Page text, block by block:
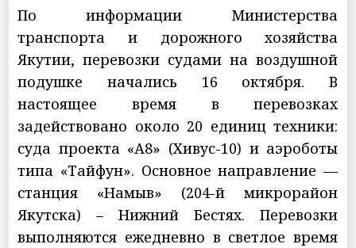
По информации Министерства
транспорта и дорожного хозяйства
Якутии, перевозки судами на воздушной
подушке начались 16 октября. В
настоящее время в перевозках
задействовано около 20 единиц техники:
суда проекта «А8» (Хивус-10) и аэроботы
типа «Тайфун». Основное направление —
станция «Намыв» (204-й микрорайон
Якутска) – Нижний Бестях. Перевозки
выполняются ежедневно в светлое время